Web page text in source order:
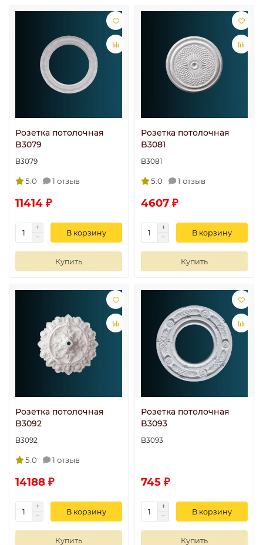
Розетка потолочная
B3079
B3079
5.0 1 отзыв
11414 ₽
В корзину
Купить
Розетка потолочная
B3081
B3081
5.0 1 отзыв
4607 ₽
В корзину
Купить
Розетка потолочная
B3092
B3092
5.0 1 отзыв
14188 ₽
В корзину
Купить
Розетка потолочная
B3093
B3093
745 ₽
В корзину
Купить